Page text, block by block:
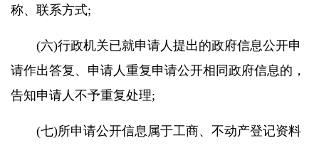
称、联系方式;
(六)行政机关已就申请人提出的政府信息公开申
请作出答复、申请人重复申请公开相同政府信息的，
告知申请人不予重复处理;
(七)所申请公开信息属于工商、不动产登记资料